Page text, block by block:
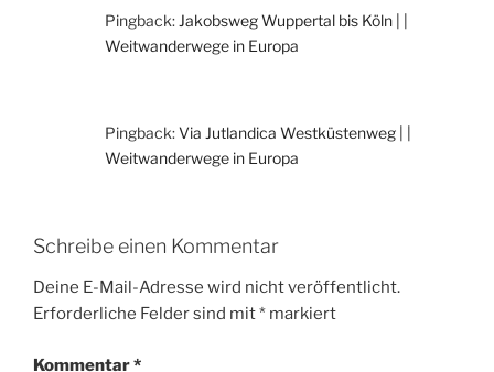
Pingback: Jakobsweg Wuppertal bis Köln | |
Weitwanderwege in Europa
Pingback:Via Jutlandica Westküstenweg | |
Weitwanderwege in Europa
Schreibe einen Kommentar
Deine E-Mail-Adresse wird nicht veröffentlicht.
Erforderliche Felder sind mit* markiert
Kommentar*